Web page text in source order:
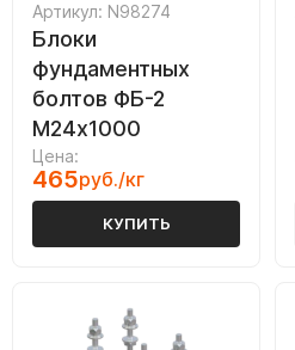
Артикул: N98274
Блоки
фундаментных
болтов ФБ-2
М24х1000
Цена:
465руб./кг
КУПИТЬ